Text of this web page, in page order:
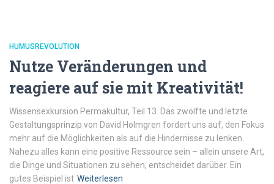
HUMUSREVOLUTION
Nutze Veränderungen und
reagiere auf sie mit Kreativität!
Wissensexkursion Permakultur, Teil 13. Das zwölfte und letzte
Gestaltungsprinzip von David Holmgren fordert uns auf, den Fokus
mehr auf die Möglich­keiten als auf die Hindernisse zu lenken.
Nahezu alles kann eine positive Ressource sein – allein unsere Art,
die Dinge und Situationen zu sehen, entscheidet darüber. Ein
gutes Beispiel ist Weiterlesen